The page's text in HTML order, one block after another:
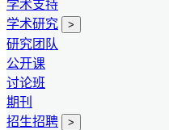
学术支持
学术研究
>
研究团队
公开课
讨论班
期刊
招生招聘
>